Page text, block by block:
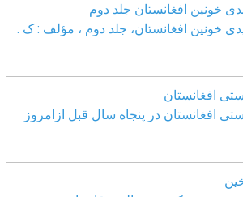
خونین افغانستان جلد دوم
خونین افغانستان، جلد دوم ، مؤلف : ک .
افغانستان
افغانستان در پنجاه سال قبل ازامروز